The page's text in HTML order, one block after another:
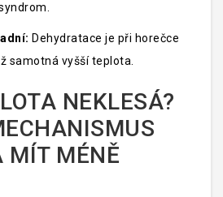
Dehydratace je při horečce
samotná vyšší teplota.
NEKLESÁ?
MÍT MÉNĚ